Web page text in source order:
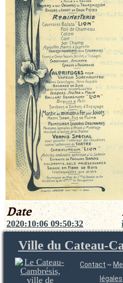
Date
2020:10:06 09:50:32
Ville du Cateau-
Contact ~
légales